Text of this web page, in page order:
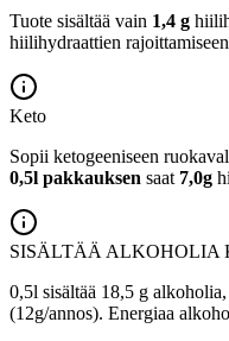
Tuote sisältää vain 1,4 g
hiilihydraattien
Keto
Sopii ketogeeniseen
0,5l pakkauksen saat 7,0g
SISÄLTÄÄ ALKOHOLIA
0,5l sisältää 18,5 g
(12g/annos). Energiaa